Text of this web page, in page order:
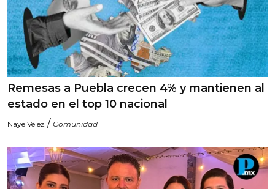
Remesas a Puebla crecen 4% y mantienen al
estado en el top 10 nacional
Naye Vélez / Comunidad